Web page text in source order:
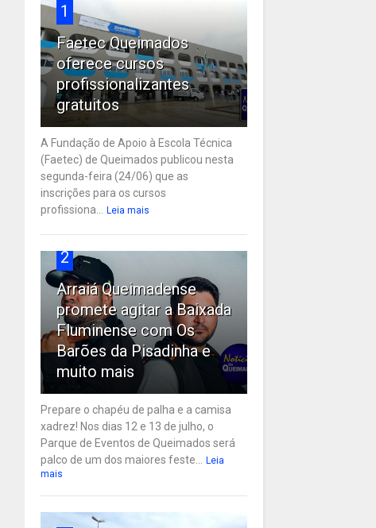
1
Faetec Queimados
oferece cursos
profissionalizantes
gratuitos
A Fundação de Apoio à Escola Técnica
(Faetec) de Queimados publicou nesta
segunda-feira (24/06) que as
inscrições para os cursos
profissiona...
Leia mais
2
Arraiá Queimadense
promete agitar a Baixada
Fluminense com Os
Barões da Pisadinha e
muito mais
Prepare o chapéu de palha e a camisa
xadrez! Nos dias 12 e 13 de julho, o
Parque de Eventos de Queimados será
palco de um dos maiores feste...
Leia
mais